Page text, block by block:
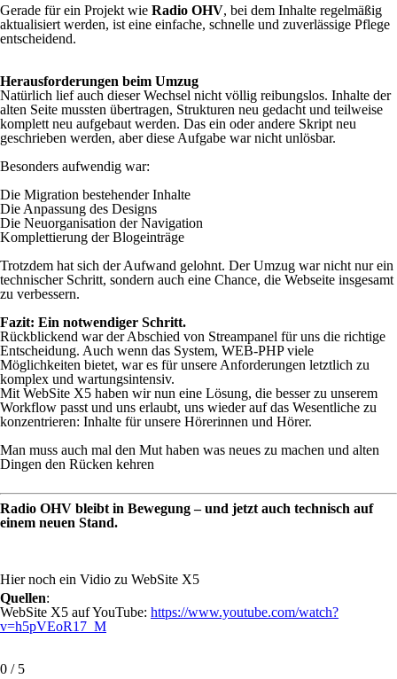
Gerade für ein Projekt wie Radio OHV, bei dem Inhalte regelmäßig
aktualisiert werden, ist eine einfache, schnelle und zuverlässige Pflege
entscheidend.
Herausforderungen beim Umzug
Natürlich lief auch dieser Wechsel nicht völlig reibungslos. Inhalte der
alten Seite mussten übertragen, Strukturen neu gedacht und teilweise
komplett neu aufgebaut werden. Das ein oder andere Skript neu
geschrieben werden, aber diese Aufgabe war nicht unlösbar.
Besonders aufwendig war:
Die Migration bestehender Inhalte
Die Anpassung des Designs
Die Neuorganisation der Navigation
Komplettierung der Blogeinträge
Trotzdem hat sich der Aufwand gelohnt. Der Umzug war nicht nur ein
technischer Schritt, sondern auch eine Chance, die Webseite insgesamt
zu verbessern.
Fazit: Ein notwendiger Schritt.
Rückblickend war der Abschied von Streampanel für uns die richtige
Entscheidung. Auch wenn das System, WEB-PHP viele
Möglichkeiten bietet, war es für unsere Anforderungen letztlich zu
komplex und wartungsintensiv.
Mit WebSite X5 haben wir nun eine Lösung, die besser zu unserem
Workflow passt und uns erlaubt, uns wieder auf das Wesentliche zu
konzentrieren: Inhalte für unsere Hörerinnen und Hörer.
Man muss auch mal den Mut haben was neues zu machen und alten
Dingen den Rücken kehren
Radio OHV bleibt in Bewegung – und jetzt auch technisch auf
einem neuen Stand.
Hier noch ein Vidio zu WebSite X5
Quellen:
WebSite X5 auf YouTube: https://www.youtube.com/watch?
v=h5pVEoR17_M
0 / 5